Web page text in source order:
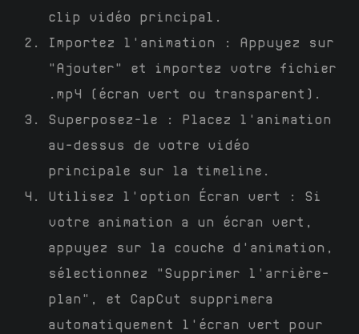
clip vidéo principal.
Importez l'animation : Appuyez sur
"Ajouter" et importez votre fichier
.mp4 (écran vert ou transparent).
Superposez-le : Placez l'animation
au-dessus de votre vidéo
principale sur la timeline.
Utilisez l'option Écran vert : Si
votre animation a un écran vert,
appuyez sur la couche d'animation,
sélectionnez "Supprimer l'arrière-
plan", et CapCut supprimera
automatiquement l'écran vert pour